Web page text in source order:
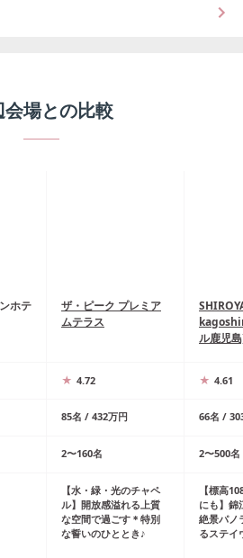
会場との比較
ホテ
ザ・ピーク プレミア
ムテラス
ル鹿児
4.72 4.61
85名 / 432万円 66名 /
2〜160名 2〜500名
【水・緑・光のチャペ
ル】開放感溢れる上質
な空間で過ごす＊特別
な誓いのひととき♪
【標高
にも】錦
絶景パノ
るステイ